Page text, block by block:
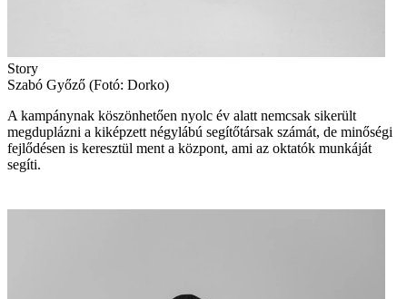
Story
Szabó Győző (Fotó: Dorko)
A kampánynak köszönhetően nyolc év alatt nemcsak sikerült
megduplázni a kiképzett négylábú segítőtársak számát, de minőségi
fejlődésen is keresztül ment a központ, ami az oktatók munkáját
segíti.